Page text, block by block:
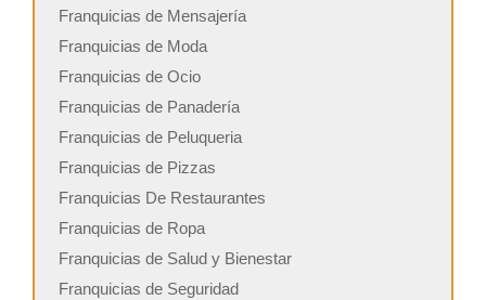
Franquicias de Mensajería
Franquicias de Moda
Franquicias de Ocio
Franquicias de Panadería
Franquicias de Peluqueria
Franquicias de Pizzas
Franquicias De Restaurantes
Franquicias de Ropa
Franquicias de Salud y Bienestar
Franquicias de Seguridad